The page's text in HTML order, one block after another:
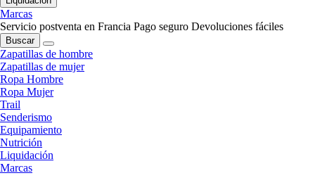
Marcas
Servicio postventa en Francia Pago seguro Devoluciones fáciles
Buscar
Zapatillas de hombre
Zapatillas de mujer
Ropa Hombre
Ropa Mujer
Trail
Senderismo
Equipamiento
Nutrición
Liquidación
Marcas